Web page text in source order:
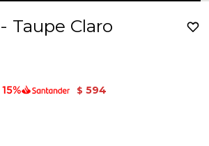
Taupe Claro
$ 594